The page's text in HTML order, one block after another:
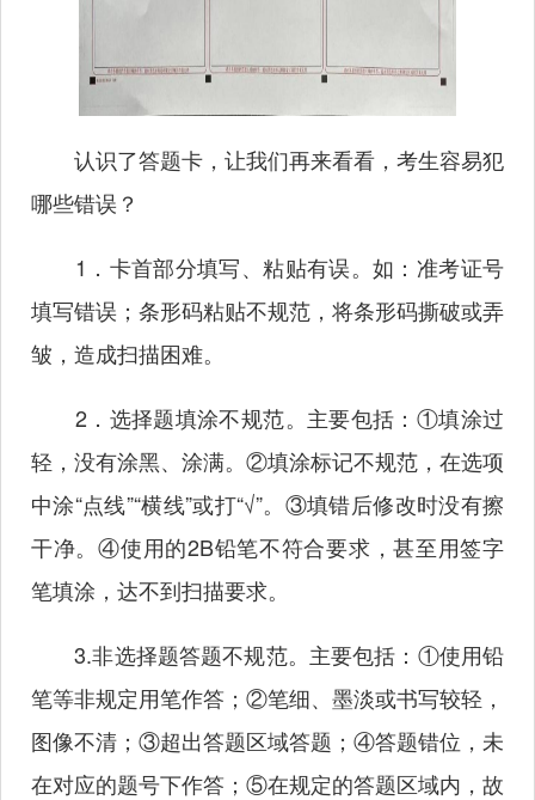
认识了答题卡，让我们再来看看，考生容易犯
哪些错误？
1．卡首部分填写、粘贴有误。如：准考证号
填写错误；条形码粘贴不规范，将条形码撕破或弄
皱，造成扫描困难。
2．选择题填涂不规范。主要包括：①填涂过
轻，没有涂黑、涂满。②填涂标记不规范，在选项
中涂“点线”“横线”或打“√”。③填错后修改时没有擦
干净。④使用的2B铅笔不符合要求，甚至用签字
笔填涂，达不到扫描要求。
3.非选择题答题不规范。主要包括：①使用铅
笔等非规定用笔作答；②笔细、墨淡或书写较轻，
图像不清；③超出答题区域答题；④答题错位，未
在对应的题号下作答；⑤在规定的答题区域内，故